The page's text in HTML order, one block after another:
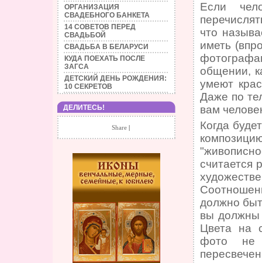
ОРГАНИЗАЦИЯ
СВАДЕБНОГО БАНКЕТА
14 СОВЕТОВ ПЕРЕД
СВАДЬБОЙ
СВАДЬБА В БЕЛАРУСИ
КУДА ПОЕХАТЬ ПОСЛЕ
ЗАГСА
ДЕТСКИЙ ДЕНЬ РОЖДЕНИЯ:
10 СЕКРЕТОВ
ДЕЛИТЕСЬ!
Share |
Если
что
иметь
общении,
умеют
Даже по
вам
Когда
считается
должно
вы должны
Цвета на
фото не